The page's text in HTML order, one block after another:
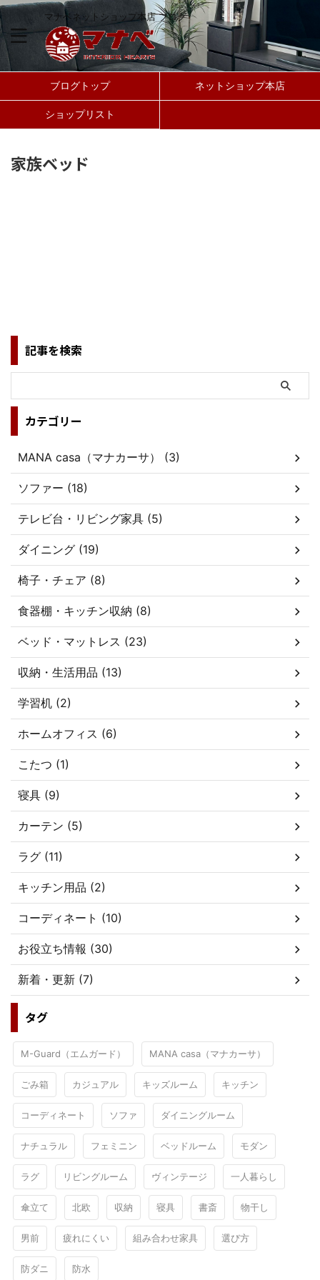
マナベネットショップ本店 ブログ
ブログトップ ネットショップ本店
ショップリスト
家族ベッド
記事を検索
カテゴリー
MANA casa（マナカーサ） (3)
ソファー (18)
テレビ台・リビング家具 (5)
ダイニング (19)
椅子・チェア (8)
食器棚・キッチン収納 (8)
ベッド・マットレス (23)
収納・生活用品 (13)
学習机 (2)
ホームオフィス (6)
こたつ (1)
寝具 (9)
カーテン (5)
ラグ (11)
キッチン用品 (2)
コーディネート (10)
お役立ち情報 (30)
新着・更新 (7)
タグ
M-Guard（エムガード） MANA casa（マナカーサ）
ごみ箱 カジュアル キッズルーム キッチン
コーディネート ソファ ダイニングルーム
ナチュラル フェミニン ベッドルーム モダン
ラグ リビングルーム ヴィンテージ 一人暮らし
傘立て 北欧 収納 寝具 書斎 物干し
男前 疲れにくい 組み合わせ家具 選び方
防ダニ 防水